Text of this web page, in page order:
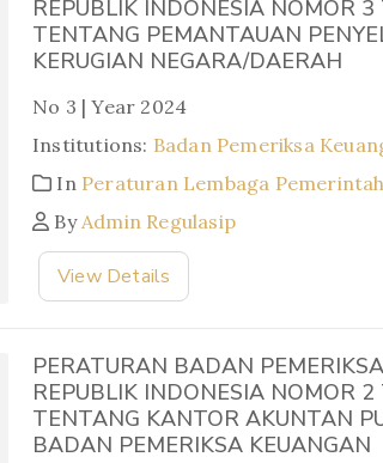
REPUBLIK INDONESIA NOMOR
TENTANG PEMANTAUAN
KERUGIAN NEGARA/DAERAH
No 3 | Year 2024
Institutions: Badan Pemeriksa
In Peraturan Lembaga
ByAdmin Regulasip
View Details
PERATURAN BADAN
REPUBLIK INDONESIA NOMOR
TENTANG KANTOR AKUNTAN
BADAN PEMERIKSA KEUANGAN